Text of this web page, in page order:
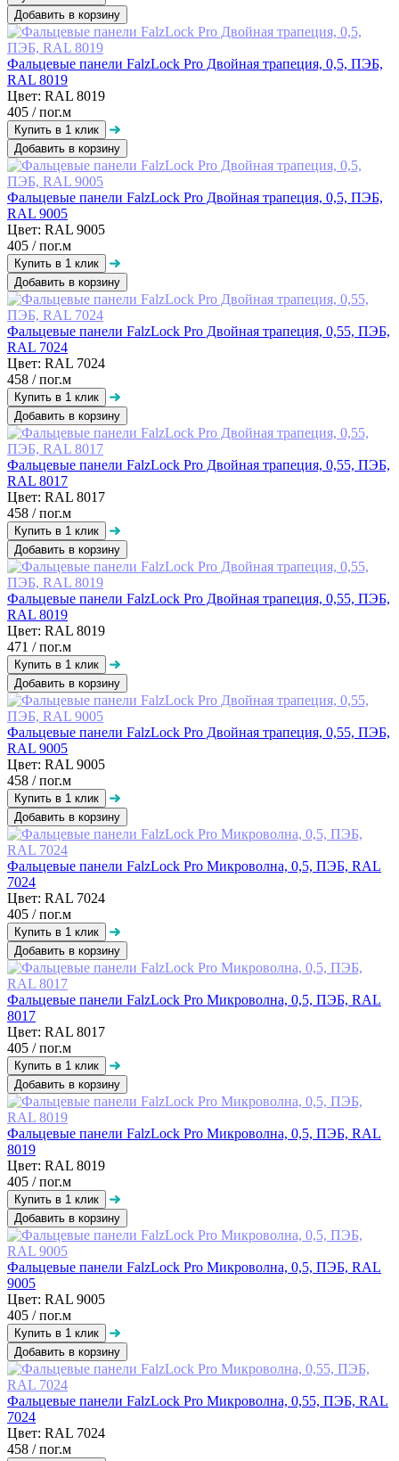
Добавить в корзину
Фальцевые панели FalzLock Pro Двойная трапеция, 0,5, ПЭБ,
RAL 8019
Цвет: RAL 8019
405 / пог.м
Добавить в корзину
Фальцевые панели FalzLock Pro Двойная трапеция, 0,5, ПЭБ,
RAL 9005
Цвет: RAL 9005
405 / пог.м
Добавить в корзину
Фальцевые панели FalzLock Pro Двойная трапеция, 0,55, ПЭБ,
RAL 7024
Цвет: RAL 7024
458 / пог.м
Добавить в корзину
Фальцевые панели FalzLock Pro Двойная трапеция, 0,55, ПЭБ,
RAL 8017
Цвет: RAL 8017
458 / пог.м
Добавить в корзину
Фальцевые панели FalzLock Pro Двойная трапеция, 0,55, ПЭБ,
RAL 8019
Цвет: RAL 8019
471 / пог.м
Добавить в корзину
Фальцевые панели FalzLock Pro Двойная трапеция, 0,55, ПЭБ,
RAL 9005
Цвет: RAL 9005
458 / пог.м
Добавить в корзину
Фальцевые панели FalzLock Pro Микроволна, 0,5, ПЭБ, RAL
7024
Цвет: RAL 7024
405 / пог.м
Добавить в корзину
Фальцевые панели FalzLock Pro Микроволна, 0,5, ПЭБ, RAL
8017
Цвет: RAL 8017
405 / пог.м
Добавить в корзину
Фальцевые панели FalzLock Pro Микроволна, 0,5, ПЭБ, RAL
8019
Цвет: RAL 8019
405 / пог.м
Добавить в корзину
Фальцевые панели FalzLock Pro Микроволна, 0,5, ПЭБ, RAL
9005
Цвет: RAL 9005
405 / пог.м
Добавить в корзину
Фальцевые панели FalzLock Pro Микроволна, 0,55, ПЭБ, RAL
7024
Цвет: RAL 7024
458 / пог.м